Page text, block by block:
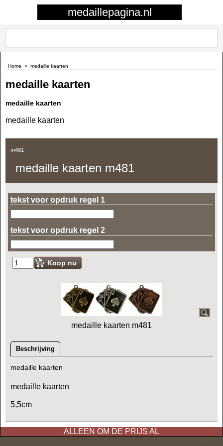
medaillepagina.nl
Home > medaille kaarten
medaille kaarten
medaille kaarten
medaille kaarten
m481
medaille kaarten m481
tekst voor opdruk regel 1
tekst voor opdruk regel 2
Koop nu
medaille kaarten m481
Beschrijving
medaille kaarten
medaille kaarten
5,5cm
ALLEEN OM DE PRIJS AL